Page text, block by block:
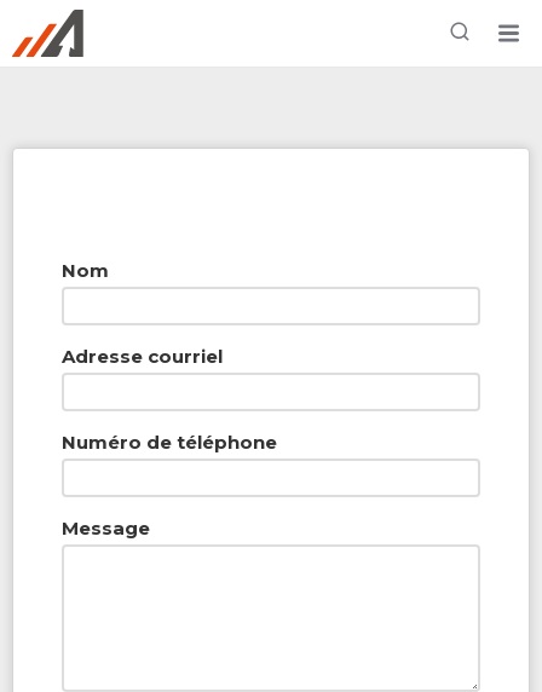
Rechercher à proximité - Entreprise / Rabais /
Services
Nom
Adresse courriel
Numéro de téléphone
Message